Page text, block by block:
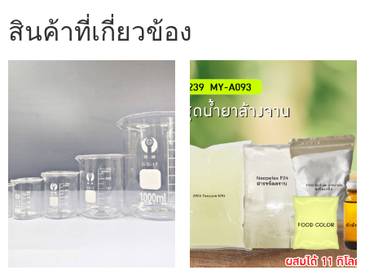
สินค้าที่เกี่ยวข้อง